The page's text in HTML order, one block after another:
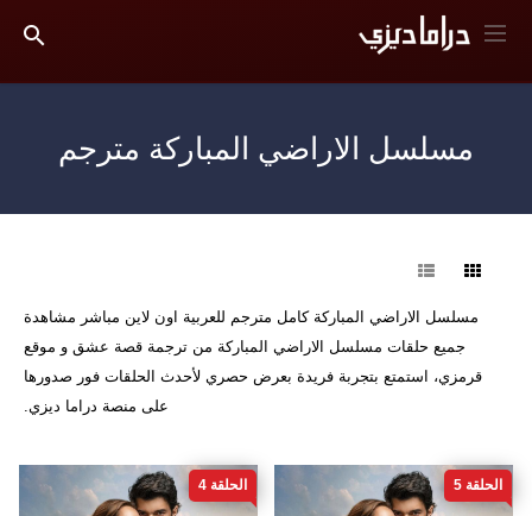
مسلسل الاراضي المباركة مترجم
مسلسل الاراضي المباركة كامل مترجم للعربية اون لاين مباشر مشاهدة
جميع حلقات مسلسل الاراضي المباركة من ترجمة قصة عشق و موقع
قرمزي، استمتع بتجربة فريدة بعرض حصري لأحدث الحلقات فور صدورها
على منصة دراما ديزي.
الحلقة 5 الحلقة 4